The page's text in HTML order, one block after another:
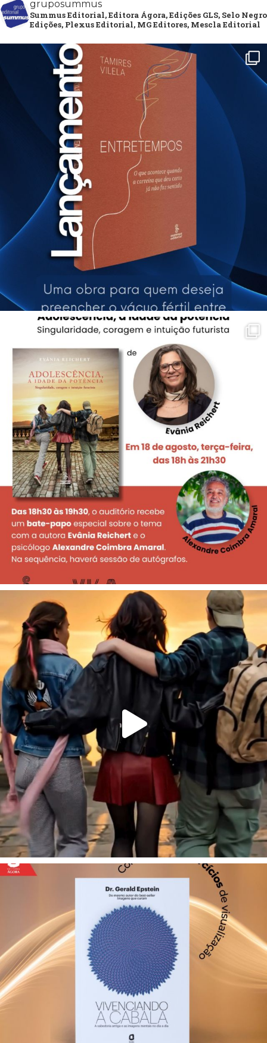
gruposummus
Summus Editorial, Editora Ágora, Edições GLS, Selo Negro
Edições, Plexus Editorial, MG Editores, Mescla Editorial